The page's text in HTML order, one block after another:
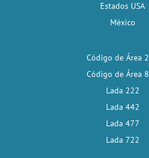
Estados USA
México
Código de Área
Código de Área
Lada 222
Lada 442
Lada 477
Lada 722